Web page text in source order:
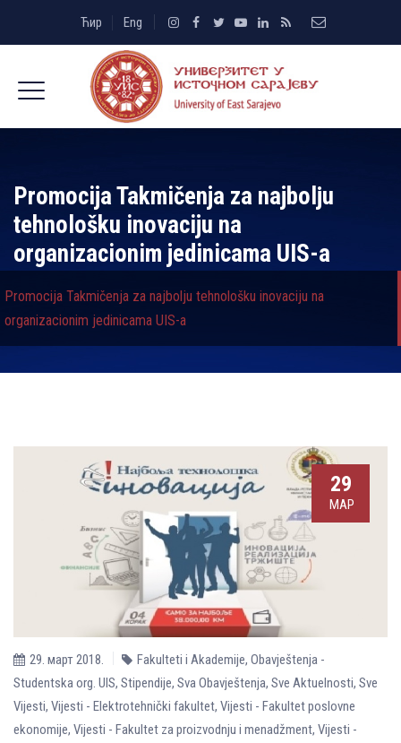
Ћир Eng
Promocija Takmičenja za najbolјu
tehnološku inovaciju na
organizacionim jedinicama UIS-a
Promocija Takmičenja za najbolјu tehnološku inovaciju na
organizacionim jedinicama UIS-a
29
МАР
29. март 2018. Fakulteti i Akademije, Obavještenja -
Studentska org. UIS, Stipendije, Sva Obavještenja, Sve Aktuelnosti, Sve
Vijesti, Vijesti - Elektrotehnički fakultet, Vijesti - Fakultet poslovne
ekonomije, Vijesti - Fakultet za proizvodnju i menadžment, Vijesti -